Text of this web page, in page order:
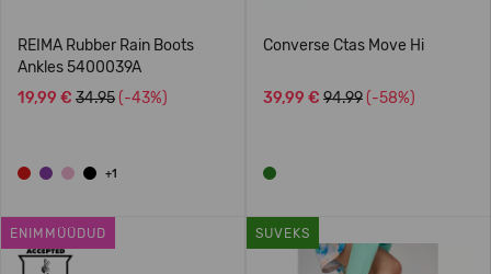
REIMA Rubber Rain Boots
Ankles 5400039A
19,99 € 34.95 (-43%)
+1
Converse Ctas Move Hi
39,99 € 94.99 (-58%)
ENIMMÜÜDUD SUVEKS